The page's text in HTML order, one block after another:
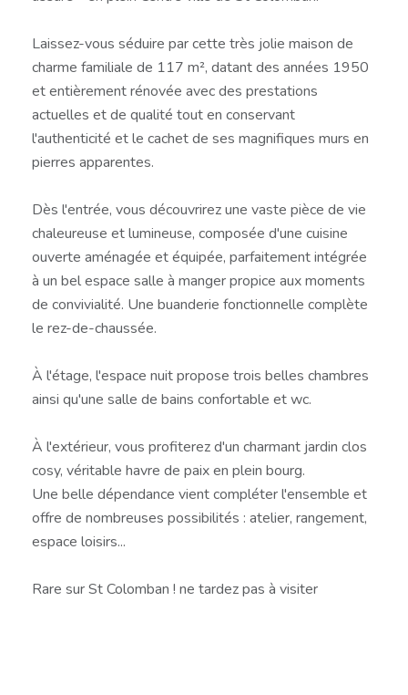
Laissez-vous séduire par cette très jolie maison de
charme familiale de 117 m², datant des années 1950
et entièrement rénovée avec des prestations
actuelles et de qualité tout en conservant
l'authenticité et le cachet de ses magnifiques murs en
pierres apparentes.
Dès l'entrée, vous découvrirez une vaste pièce de vie
chaleureuse et lumineuse, composée d'une cuisine
ouverte aménagée et équipée, parfaitement intégrée
à un bel espace salle à manger propice aux moments
de convivialité. Une buanderie fonctionnelle complète
le rez-de-chaussée.
À l'étage, l'espace nuit propose trois belles chambres
ainsi qu'une salle de bains confortable et wc.
À l'extérieur, vous profiterez d'un charmant jardin clos
cosy, véritable havre de paix en plein bourg.
Une belle dépendance vient compléter l'ensemble et
offre de nombreuses possibilités : atelier, rangement,
espace loisirs...
Rare sur St Colomban ! ne tardez pas à visiter